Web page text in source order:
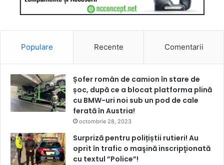
Populare Recente Comentarii
Șofer român de camion în stare de
șoc, după ce a blocat platforma plină
cu BMW-uri noi sub un pod de cale
ferată în Austria!
octombrie 28, 2023
Surpriză pentru polițiștii rutieri! Au
oprit în trafic o maşină inscripţionată
cu textul ”Police”!